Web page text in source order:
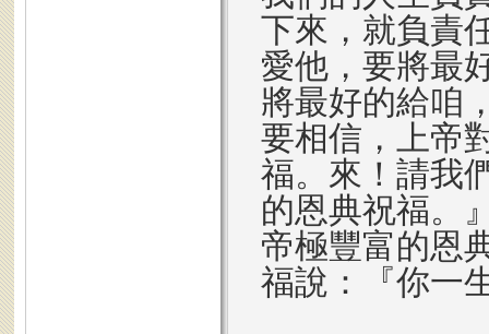
下來，就負責
愛他，要將最
將最好的給咱
要相信，上帝
福。來！請我
的恩典祝福。
帝極豐富的恩
福說：『你一